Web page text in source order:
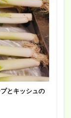
とキッシュの